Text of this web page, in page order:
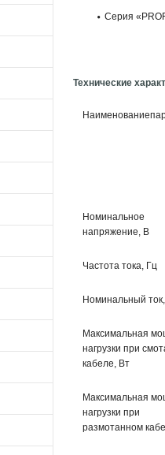
Серия
Технические
Номинальное
напряжение, В
Частота тока, Гц
Номинальный
Максимальная
нагрузки при
кабеле, Вт
Максимальная
нагрузки при
размотанном